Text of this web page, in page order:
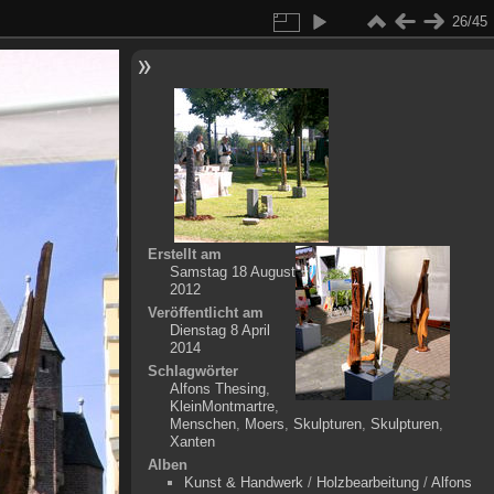
26/45
Erstellt am
Samstag 18 August
2012
Veröffentlicht am
Dienstag 8 April
2014
Schlagwörter
Alfons Thesing,
KleinMontmartre,
Menschen, Moers, Skulpturen, Skulpturen,
Xanten
Alben
Kunst & Handwerk/ Holzbearbeitung/ Alfons